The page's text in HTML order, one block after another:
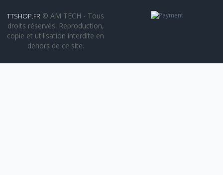
TTSHOP.FR © AM TECH - Tous
droits réservés. Reproduction,
copie et utilisation interdite en
dehors de ce site.